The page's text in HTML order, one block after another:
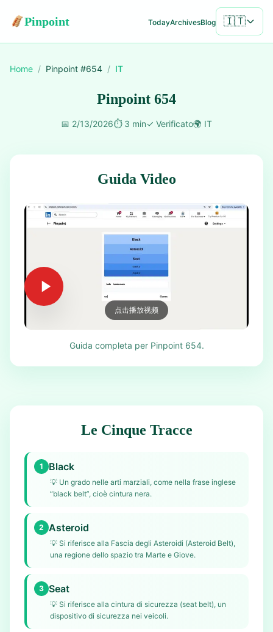
Pinpoint TodayArchivesBlog 🇮🇹
Home / Pinpoint #654 / IT
Pinpoint 654
📅 2/13/2026⏱️ 3 min✓ Verificato🌍 IT
Guida Video
点击播放视频
Guida completa per Pinpoint 654.
Le Cinque Tracce
1 Black
💡 Un grado nelle arti marziali, come nella frase inglese
“black belt”, cioè cintura nera.
2 Asteroid
💡 Si riferisce alla Fascia degli Asteroidi (Asteroid Belt),
una regione dello spazio tra Marte e Giove.
3 Seat
💡 Si riferisce alla cintura di sicurezza (seat belt), un
dispositivo di sicurezza nei veicoli.